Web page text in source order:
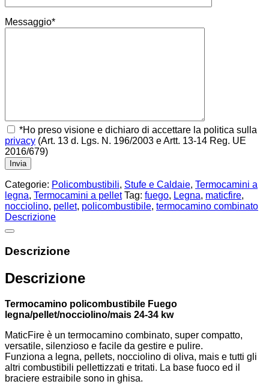
Messaggio*
*Ho preso visione e dichiaro di accettare la politica sulla
privacy (Art. 13 d. Lgs. N. 196/2003 e Artt. 13-14 Reg. UE
2016/679)
Categorie: Policombustibili, Stufe e Caldaie, Termocamini a
legna, Termocamini a pellet Tag: fuego, Legna, maticfire,
nocciolino, pellet, policombustibile, termocamino combinato
Descrizione
Descrizione
Descrizione
Termocamino policombustibile Fuego
legna/pellet/nocciolino/mais 24-34 kw
MaticFire è un termocamino combinato, super compatto,
versatile, silenzioso e facile da gestire e pulire.
Funziona a legna, pellets, nocciolino di oliva, mais e tutti gli
altri combustibili pellettizzati e tritati. La base fuoco ed il
braciere estraibile sono in ghisa.